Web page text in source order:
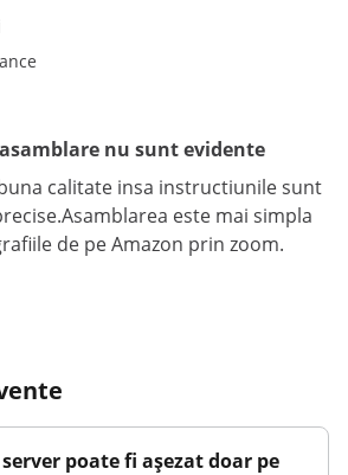
nu sunt evidente
calitate insa instructiunile sunt
este mai simpla
de pe Amazon prin zoom.
poate fi așezat doar pe